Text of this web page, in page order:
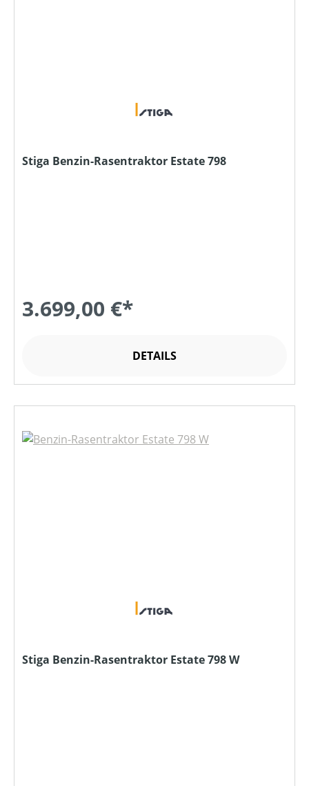
Stiga Benzin-Rasentraktor Estate 798
3.699,00 €*
DETAILS
Stiga Benzin-Rasentraktor Estate 798 W